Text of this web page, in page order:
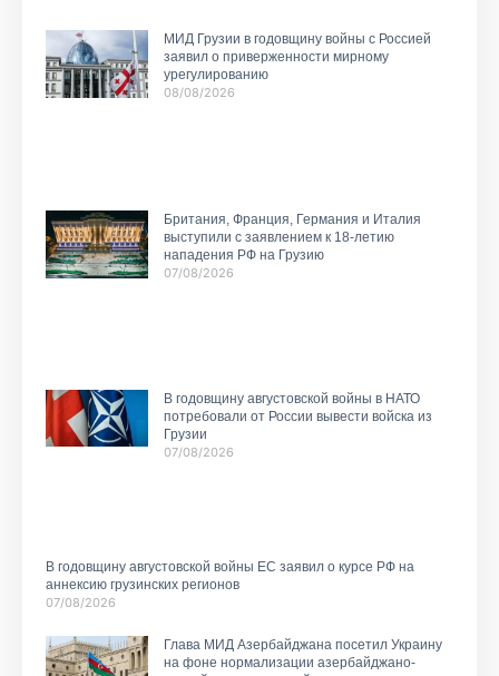
МИД Грузии в годовщину войны с Россией
заявил о приверженности мирному
урегулированию
08/08/2026
Британия, Франция, Германия и Италия
выступили с заявлением к 18-летию
нападения РФ на Грузию
07/08/2026
В годовщину августовской войны в НАТО
потребовали от России вывести войска из
Грузии
07/08/2026
В годовщину августовской войны ЕС заявил о курсе РФ на
аннексию грузинских регионов
07/08/2026
Глава МИД Азербайджана посетил Украину
на фоне нормализации азербайджано-